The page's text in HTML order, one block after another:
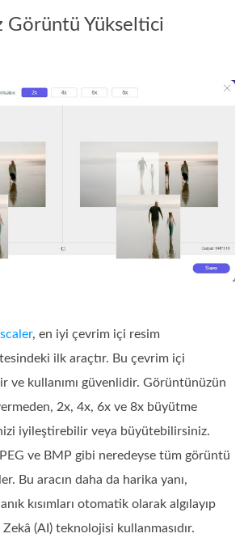
Görüntü Yükseltici
, en iyi çevrim içi resim
ilk araçtır. Bu çevrim içi
ve kullanımı güvenlidir. Görüntünüzün
2x, 4x, 6x ve 8x büyütme
iyileştirebilir veya büyütebilirsiniz.
ve BMP gibi neredeyse tüm görüntü
Bu aracın daha da harika yanı,
kısımları otomatik olarak algılayıp
(AI) teknolojisi kullanmasıdır.